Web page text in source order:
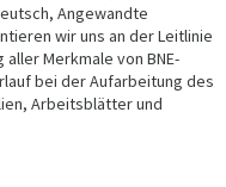
Angewandte
wir uns an der Leitlinie
Merkmale von BNE-
bei der Aufarbeitung des
Arbeitsblätter und